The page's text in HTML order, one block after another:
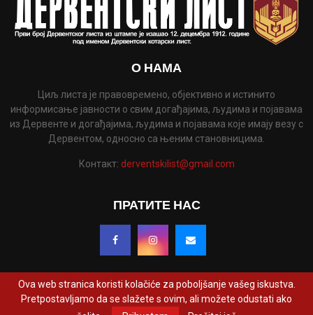
О НАМА
Циљ листа је правовремено, објективно и истинито
информисање јавности о свим догађајима, људима и појавама
из Дервенте и догађајима, људима и појавама које имају везу с
Дервентом, односно са њеним становницима.
Контакт: derventskilist@gmail.com
ПРАТИТЕ НАС
@2022 - www.derventskilist.net. Сва права задржана. Дизајнирао и развио
Ova web stranica koristi kolačiće za poboljšanje vašeg iskustva.
Pretpostavljamo da se slažete s ovim, ali možete odustati ako